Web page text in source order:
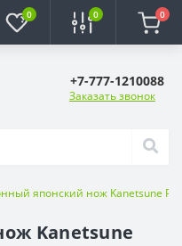
0 0 0
+7-777-1210088
Заказать звонок
японский нож Kanetsune
Kanetsune